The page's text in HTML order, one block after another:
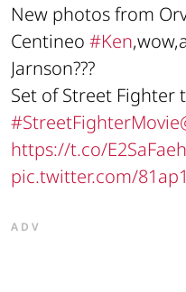
New photos from
Centineo #Ken
Jarnson???
Set of Street Fighter
#StreetFighterMovie
https://t.co/
pic.twitter.com/
ADV